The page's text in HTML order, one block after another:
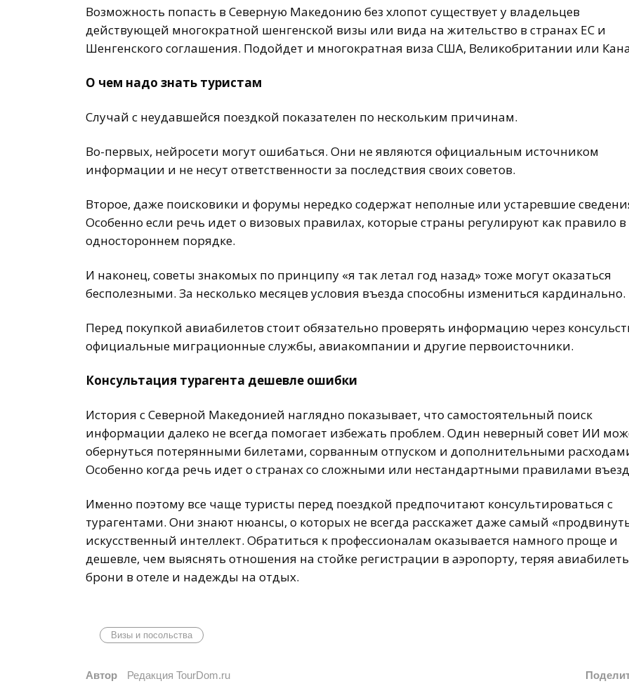
Возможность попасть в Северную Македонию без хлопот существует у владельцев
действующей многократной шенгенской визы или вида на жительство в странах ЕС и
Шенгенского соглашения. Подойдет и многократная виза США, Великобритании или
О чем надо знать туристам
Случай с неудавшейся поездкой показателен по нескольким причинам.
Во-первых, нейросети могут ошибаться. Они не являются официальным источником
информации и не несут ответственности за последствия своих советов.
Второе, даже поисковики и форумы нередко содержат неполные или устаревшие
Особенно если речь идет о визовых правилах, которые страны регулируют как правило в
одностороннем порядке.
И наконец, советы знакомых по принципу «я так летал год назад» тоже могут оказаться
бесполезными. За несколько месяцев условия въезда способны измениться кардинально.
Перед покупкой авиабилетов стоит обязательно проверять информацию через
официальные миграционные службы, авиакомпании и другие первоисточники.
Консультация турагента дешевле ошибки
История с Северной Македонией наглядно показывает, что самостоятельный поиск
информации далеко не всегда помогает избежать проблем. Один неверный совет ИИ
обернуться потерянными билетами, сорванным отпуском и дополнительными
Особенно когда речь идет о странах со сложными или нестандартными правилами
Именно поэтому все чаще туристы перед поездкой предпочитают консультироваться с
турагентами. Они знают нюансы, о которых не всегда расскажет даже самый
искусственный интеллект. Обратиться к профессионалам оказывается намного проще и
дешевле, чем выяснять отношения на стойке регистрации в аэропорту, теряя
брони в отеле и надежды на отдых.
Визы и посольства
Автор Редакция TourDom.ru